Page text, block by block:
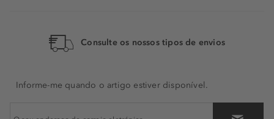
Consulte os nossos tipos de envios
Informe-me quando o artigo estiver disponível.